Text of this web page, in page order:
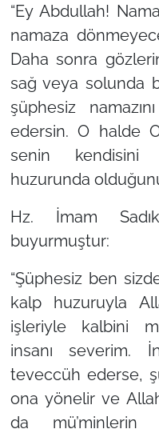
“Ey Abdullah!
namaza
Daha sonra
sağ veya solunda
şüphesiz
edersin. O halde
senin kendisini
huzurunda
Hz. İmam
buyurmuştur:
“Şüphesiz ben
kalp huzuruyla
işleriyle kalbini
insanı severim.
teveccüh ederse,
ona yönelir ve
da